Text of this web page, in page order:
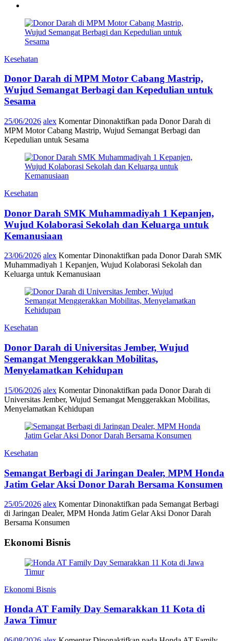
Kesehatan
Donor Darah di MPM Motor Cabang Mastrip,
Wujud Semangat Berbagi dan Kepedulian untuk
Sesama
25/06/2026 alex Komentar Dinonaktifkan pada Donor Darah di
MPM Motor Cabang Mastrip, Wujud Semangat Berbagi dan
Kepedulian untuk Sesama
Kesehatan
Donor Darah SMK Muhammadiyah 1 Kepanjen,
Wujud Kolaborasi Sekolah dan Keluarga untuk
Kemanusiaan
23/06/2026 alex Komentar Dinonaktifkan pada Donor Darah SMK
Muhammadiyah 1 Kepanjen, Wujud Kolaborasi Sekolah dan
Keluarga untuk Kemanusiaan
Kesehatan
Donor Darah di Universitas Jember, Wujud
Semangat Menggerakkan Mobilitas,
Menyelamatkan Kehidupan
15/06/2026 alex Komentar Dinonaktifkan pada Donor Darah di
Universitas Jember, Wujud Semangat Menggerakkan Mobilitas,
Menyelamatkan Kehidupan
Kesehatan
Semangat Berbagi di Jaringan Dealer, MPM Honda
Jatim Gelar Aksi Donor Darah Bersama Konsumen
25/05/2026 alex Komentar Dinonaktifkan pada Semangat Berbagi
di Jaringan Dealer, MPM Honda Jatim Gelar Aksi Donor Darah
Bersama Konsumen
Ekonomi Bisnis
Ekonomi Bisnis
Honda AT Family Day Semarakkan 11 Kota di
Jawa Timur